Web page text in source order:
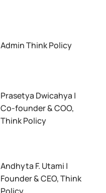
Admin Think Policy
Prasetya Dwicahya |
Co-founder & COO,
Think Policy
Andhyta F. Utami |
Founder & CEO, Think